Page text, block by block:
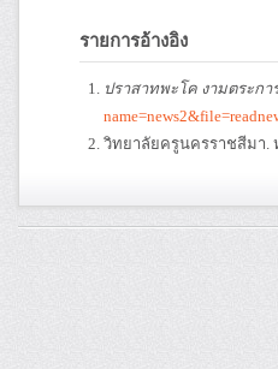
รายการอ้างอิง
ปราสาทพะโค งามตระก
วิทยาลัยครูนครราชสีมา.